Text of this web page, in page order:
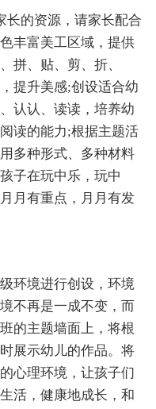
长的资源，请家长配合
丰富美工区域，提供
拼、贴、剪、折、
提升美感;创设适合幼
认认、读读，培养幼
读的能力;根据主题活
多种形式、多种材料
子在玩中乐，玩中
月有重点，月月有发
环境进行创设，环境
不再是一成不变，而
的主题墙面上，将根
展示幼儿的作品。将
心理环境，让孩子们
活，健康地成长，和